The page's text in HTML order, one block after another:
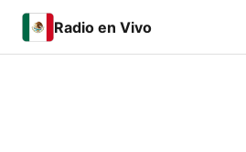
Radio en Vivo